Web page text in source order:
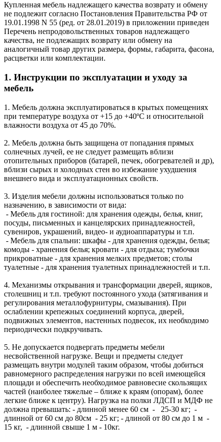
Купленная мебель надлежащего качества возврату и обмену
не подлежит согласно Постановления Правительства РФ от
19.01.1998 N 55 (ред. от 28.01.2019) в приложении приведен
Перечень непродовольственных товаров надлежащего
качества, не подлежащих возврату или обмену на
аналогичный товар других размера, формы, габарита, фасона,
расцветки или комплектации.
1. Инструкции по эксплуатации и уходу за
мебель
1. Мебель должна эксплуатироваться в крытых помещениях
при температуре воздуха от +15 до +40ºС и относительной
влажности воздуха от 45 до 70%.
2. Мебель должна быть защищена от попадания прямых
солнечных лучей, ее не следует размещать вблизи
отопительных приборов (батарей, печек, обогревателей и др),
вблизи сырых и холодных стен во избежание ухудшения
внешнего вида и эксплуатационных свойств.
3. Изделия мебели должны использоваться только по
назначению, в зависимости от вида:
- Мебель для гостиной: для хранения одежды, белья, книг,
посуды, письменных и канцелярских принадлежностей,
сувениров, украшений, видео- и аудиоаппаратуры и т.п.
- Мебель для спальни: шкафы - для хранения одежды, белья;
комоды - хранения белья; кровати - для отдыха; тумбочки
прикроватные - для хранения мелких предметов; столы
туалетные - для хранения туалетных принадлежностей и т.п.
4. Механизмы открывания и трансформации дверей, ящиков,
столешниц и т.п. требуют постоянного ухода (затягивания и
регулирования металлофурнитуры, смазывания). При
ослаблении крепежных соединений корпуса, дверей,
подвижных элементов, настенных подвесок, их необходимо
периодически подкручивать.
5. Не допускается подвергать предметы мебели
несвойственной нагрузке. Вещи и предметы следует
размещать внутри модулей таким образом, чтобы добиться
равномерного распределения нагрузки по всей имеющейся
площади и обеспечить необходимое равновесие скользящих
частей (наиболее тяжелые – ближе к краям (опорам), более
легкие ближе к центру). Нагрузка на полки ЛДСП и МДФ не
должна превышать: - длинной менее 60 см - 25-30 кг; -
длинной от 60 см до 80см - 25 кг; - длиной от 80 см до 1 м -
15 кг, - длинной свыше 1 м - 10кг.